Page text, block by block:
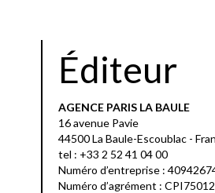
Éditeur
AGENCE PARIS LA BAULE
16 avenue Pavie
44500 La Baule-Escoublac -
tel : +33 2 52 41 04 00
Numéro d’entreprise :
Numéro d’agrément :